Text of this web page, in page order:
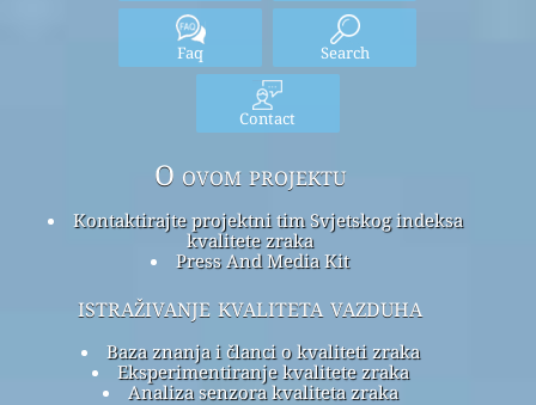
Faq Search
Contact
O ovom projektu
Kontaktirajte projektni tim Svjetskog indeksa
kvalitete zraka
Press And Media Kit
istraživanje kvaliteta vazduha
Baza znanja i članci o kvaliteti zraka
Eksperimentiranje kvalitete zraka
Analiza senzora kvaliteta zraka